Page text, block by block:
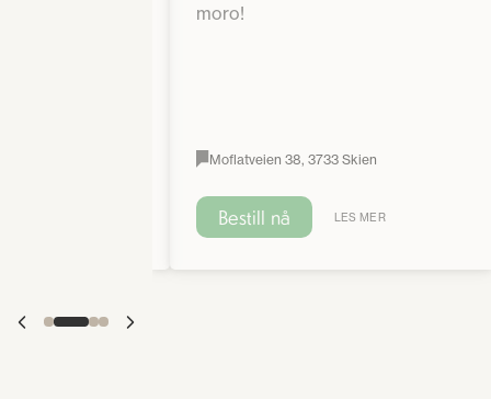
moro!
Moflatveien 38, 3733 Skien
Bestill nå LES MER